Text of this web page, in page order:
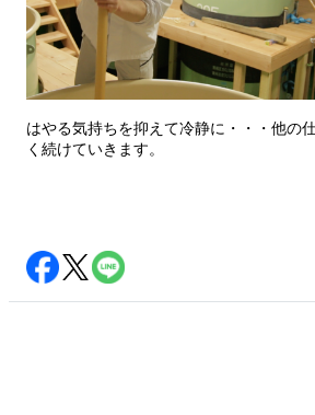
はやる気持ちを抑えて冷静に・・・他の
く続けていきます。